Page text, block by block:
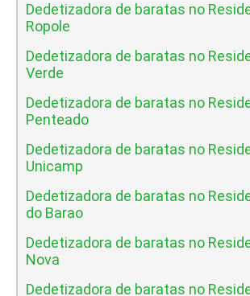
Dedetizadora de baratas no
Ropole
Dedetizadora de baratas no
Verde
Dedetizadora de baratas no
Penteado
Dedetizadora de baratas no
Unicamp
Dedetizadora de baratas no
do Barao
Dedetizadora de baratas no
Nova
Dedetizadora de baratas no